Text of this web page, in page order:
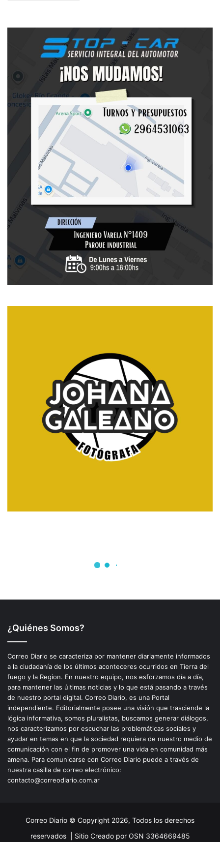
¿Quiénes Somos?
Correo Diario se caracteriza por mantener diariamente informados
a la ciudadanía de los últimos aconteceres ocurridos en Tierra del
fuego y la Region. En nuestro equipo, nos esforzamos día a día,
para mantener las últimas noticias y lo que está pasando a través
de nuestro portal digital. Correo Diario, es una Portal
independiente. Editorialmente posee una visión que trasciende la
lógica informativa, somos pluralistas, buscamos generar diálogos,
nos caracterizamos por escuchar las problemáticas sociales y
ayudar en temas en que la sociedad requiera de nuestro medio de
comunicación con el fin de promover una vida en comunidad más
amena. Para comunicarse con Correo Diario puede a través de
nuestra casilla de correo electrónico:
contacto@correodiario.com.ar
Correo Diario © Copyright 2026, Todos los derechos
reservados | Sitio Creado por OSN 3364669485